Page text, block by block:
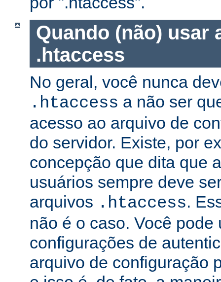
Quando (não) usar
.htaccess
No geral, você nunca
.htaccess a não ser
acesso ao arquivo de
do servidor. Existe, por
concepção que dita que
usuários sempre deve
arquivos .htaccess.
não é o caso. Você pode
configurações de
arquivo de configuração